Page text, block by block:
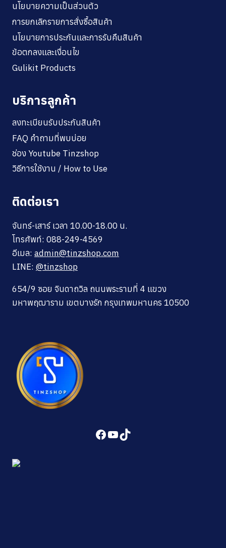
นโยบายความเป็นส่วนตัว
การยกเลิกรายการสั่งซื้อสินค้า
นโยบายการประกันและการรับคืนสินค้า
ข้อตกลงและเงื่อนไข
Gulikit Products
บริการลูกค้า
ลงทะเบียนรับประกันสินค้า
FAQ คำถามที่พบบ่อย
ช่อง Youtube Tinzshop
วิธีการใช้งาน / How to Use
ติดต่อเรา
จันทร์-เสาร์ เวลา 10.00-18.00 น.
โทรศัพท์: 088-249-4569
อีเมล: admin@tinzshop.com
LINE: @tinzshop
654/9 ซอย จินดาถวิล ถนนพระรามที่ 4 แขวง
มหาพฤฒาราม เขตบางรัก กรุงเทพมหานคร 10500
Facebook
YouTube
TikTok